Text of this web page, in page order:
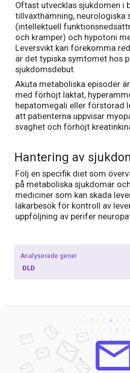
Oftast utvecklas sjukdomen i
tillväxthämning, neurologiska
(intellektuell
och kramper) och hypotoni
Leversvikt kan förekomma
är det typiska symtomet hos
sjukdomsdebut.
Akuta metaboliska episoder
med förhöjt laktat,
hepatomegali eller förstorad
att patienterna uppvisar
svaghet och förhöjt
Hantering av
Följ en specifik diet som
på metaboliska sjukdomar
mediciner som kan skada
läkarbesök för kontroll av
uppföljning av perifer
Analyserade gener
DLD